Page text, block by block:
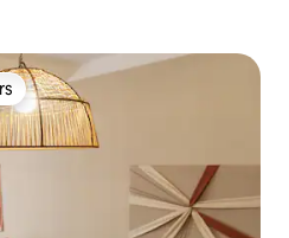
plus appréciés